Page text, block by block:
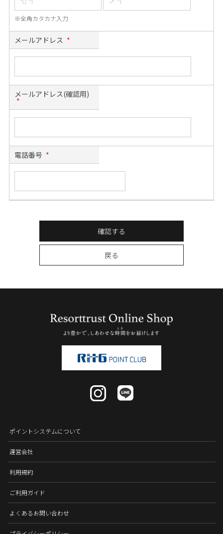
※全角カタカナ入力
メールアドレス *
メールアドレス(確認用)
*
電話番号 *
確認する
戻る
ポイントシステムについて
運営会社
利用規約
ご利用ガイド
よくあるお問い合わせ